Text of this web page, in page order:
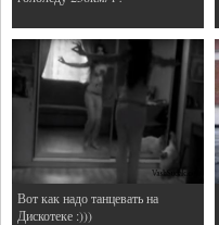
Вот как надо танцевать на
Дискотеке :)))